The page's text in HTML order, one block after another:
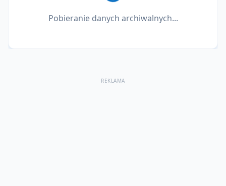
Pobieranie danych archiwalnych...
REKLAMA